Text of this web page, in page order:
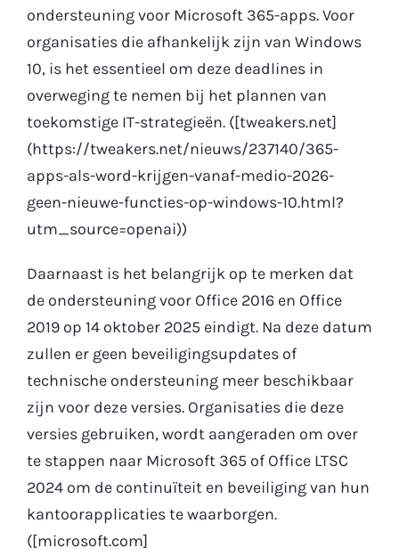
ondersteuning voor Microsoft 365-apps. Voor
organisaties die afhankelijk zijn van Windows
10, is het essentieel om deze deadlines in
overweging te nemen bij het plannen van
toekomstige IT-strategieën. ([tweakers.net]
(https://tweakers.net/nieuws/237140/365-
apps-als-word-krijgen-vanaf-medio-2026-
geen-nieuwe-functies-op-windows-10.html?
utm_source=openai))
Daarnaast is het belangrijk op te merken dat
de ondersteuning voor Office 2016 en Office
2019 op 14 oktober 2025 eindigt. Na deze datum
zullen er geen beveiligingsupdates of
technische ondersteuning meer beschikbaar
zijn voor deze versies. Organisaties die deze
versies gebruiken, wordt aangeraden om over
te stappen naar Microsoft 365 of Office LTSC
2024 om de continuïteit en beveiliging van hun
kantoorapplicaties te waarborgen.
([microsoft.com]